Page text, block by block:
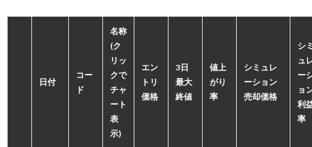
日付
コー
ド
名称
(ク
リッ
クで
チャ
ート
表
示)
エン
トリ
価格
3日
最大
終値
値上
がり
率
シミュレ
ーション
売却価格
シ
ュ
ー
ョ
利
率